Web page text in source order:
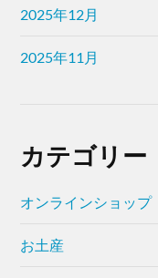
2025年12月
2025年11月
カテゴリー
オンラインショップ
お土産